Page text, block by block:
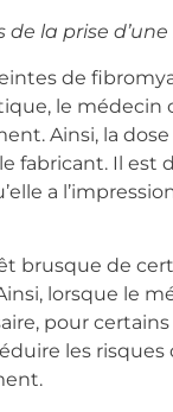
de la prise
de
le médecin
Ainsi, la
fabricant. Il est
a
brusque de
lorsque le
pour
les risques